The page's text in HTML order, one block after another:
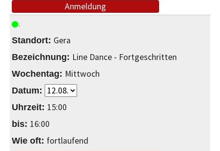
Anmeldung
Gera
Line Dance - Fortgeschritten
Mittwoch
15:00
16:00
fortlaufend